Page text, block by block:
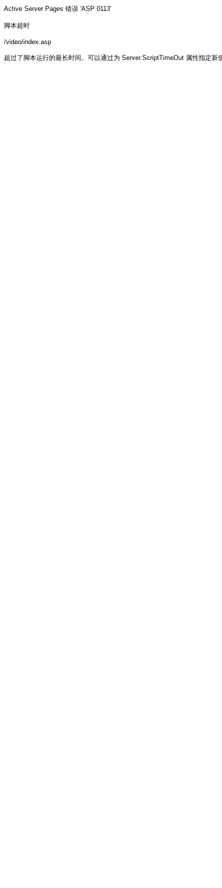
Active Server Pages 错误 'ASP 0113'
脚本超时
/video/index.asp
超过了脚本运行的最长时间。可以通过为 Server.ScriptTimeOut 属性指定